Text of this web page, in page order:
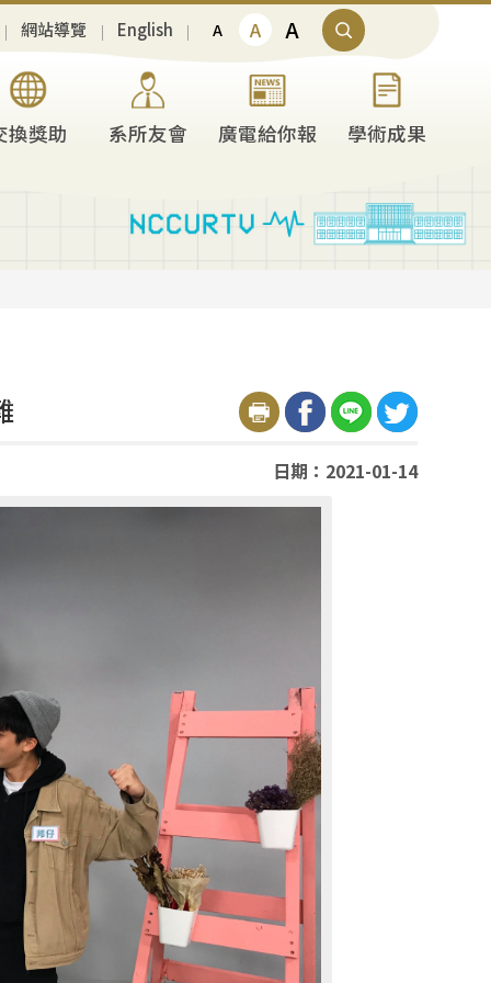
網站導覽 English A A A
換獎助 系所友會 廣電給你報 學術成果
日期：2021-01-14